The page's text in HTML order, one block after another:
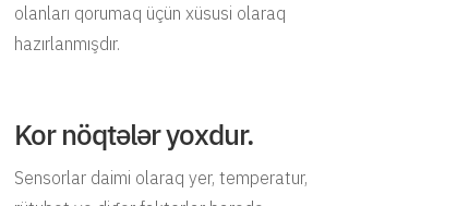
olanları qorumaq üçün xüsusi olaraq
hazırlanmışdır.
Kor nöqtələr yoxdur.
Sensorlar daimi olaraq yer, temperatur,